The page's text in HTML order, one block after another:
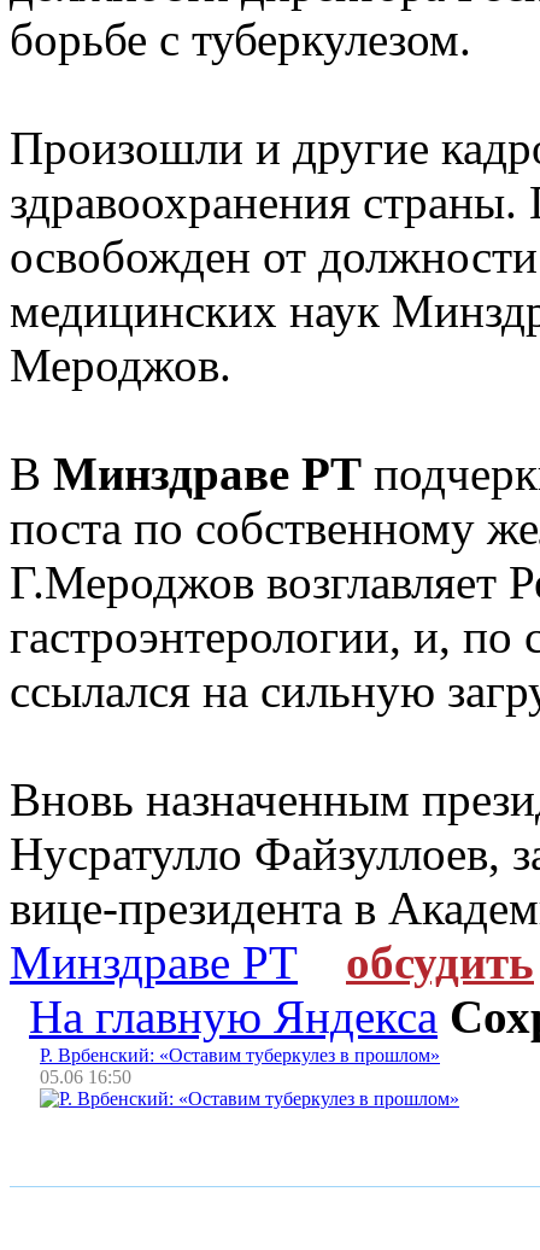
борьбе с туберкулезом.
Произошли и другие
здравоохранения
освобожден от
медицинских наук
Мероджов.
В Минздраве РТ
поста по собственному
Г.Мероджов возглавляет
гастроэнтерологии, и, по
ссылался на сильную
Вновь назначенным
Нусратулло Файзуллоев,
вице-президента в
Минздраве РТ
обсудить
На главную Яндекса
Р. Врбенский: «Оставим туберкулез в прошлом»
05.06 16:50